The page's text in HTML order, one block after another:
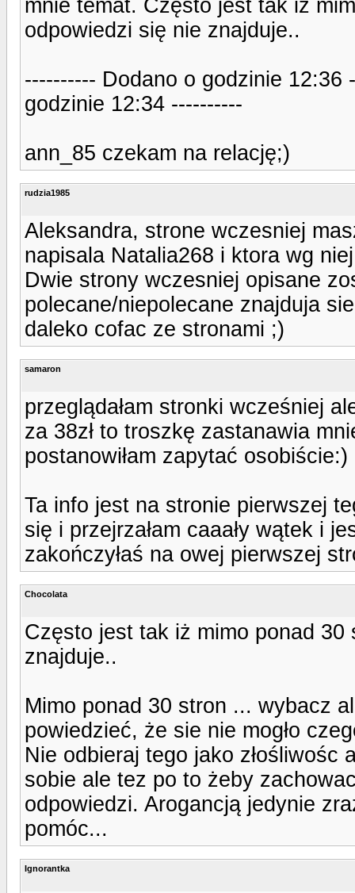
mnie temat. Często jest tak iż
odpowiedzi się nie znajduje..
---------- Dodano o godzinie 12:36
godzinie 12:34 ----------
ann_85 czekam na relację;)
rudzia1985
Aleksandra, strone wczesniej
napisala Natalia268 i ktora wg
Dwie strony wczesniej opisane
polecane/niepolecane znajduja
daleko cofac ze stronami ;)
samaron
przeglądałam stronki wcześniej
za 38zł to troszkę zastanawia
postanowiłam zapytać osobiście:)
Ta info jest na stronie pierwszej
się i przejrzałam caaały wątek i
zakończyłaś na owej pierwszej
Chocolata
Często jest tak iż mimo ponad
znajduje..
Mimo ponad 30 stron ... wybacz
powiedzieć, że sie nie mogło
Nie odbieraj tego jako złośliwośc
sobie ale tez po to żeby
odpowiedzi. Arogancją jedynie
pomóc...
Ignorantka